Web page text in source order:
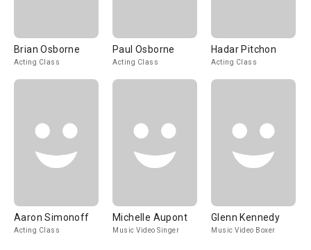
Brian Osborne
Acting Class
Paul Osborne
Acting Class
Hadar Pitchon
Acting Class
Aaron Simonoff
Acting Class
Michelle Aupont
Music Video Singer
Glenn Kennedy
Music Video Boxer